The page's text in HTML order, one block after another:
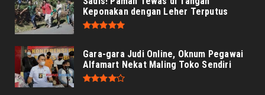
Keponakan dengan Leher Terputus
Gara-gara Judi Online, Oknum Pegawai
Alfamart Nekat Maling Toko Sendiri